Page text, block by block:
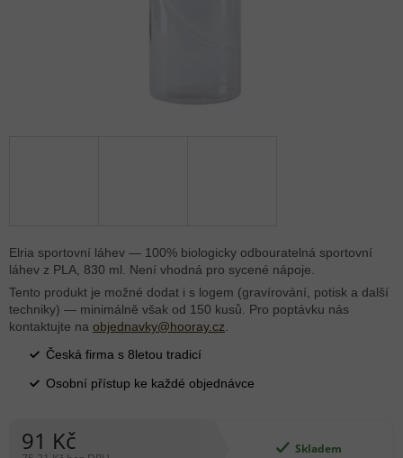
91 Kč Skladem
Elria sportovní láhev — 100% biologicky odbouratelná sportovní
láhev z PLA, 830 ml. Není vhodná pro sycené nápoje.
Tento produkt je možné dodat i s logem (gravírování, potisk a další
techniky) — minimálně však od 150 kusů. Pro poptávku nás
kontaktujte na objednavky@hooray.cz.
Česká firma s 8letou tradicí
Osobní přístup ke každé objednávce